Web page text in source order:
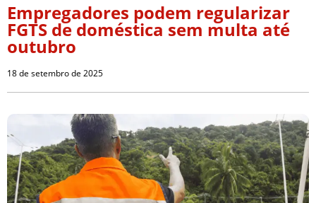
Empregadores podem regularizar
FGTS de doméstica sem multa até
outubro
18 de setembro de 2025